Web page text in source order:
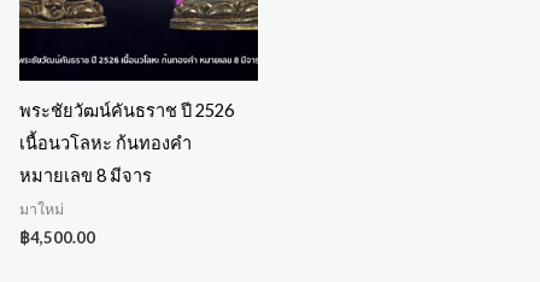
พระชัยวัฒน์คันธราช ปี 2526
เนื้อนวโลหะ ก้นทองคำ
หมายเลข 8 มีจาร
มาใหม่
฿4,500.00